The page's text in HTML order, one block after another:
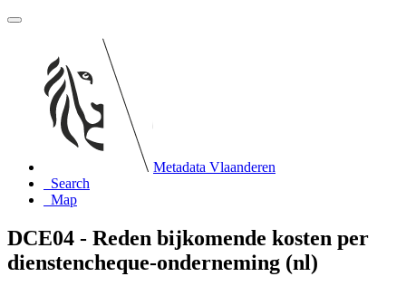
Metadata Vlaanderen
Search
Map
DCE04 - Reden bijkomende kosten per
dienstencheque-onderneming (nl)